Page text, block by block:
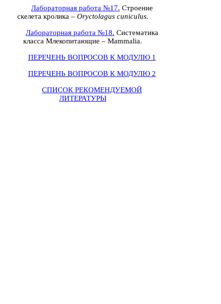
Лабораторная работа №17. Строение
скелета кролика – Oryctolagus cuniculus.
Лабораторная работа №18. Систематика
класса Млекопитающие – Mammalia.
ПЕРЕЧЕНЬ ВОПРОСОВ К МОДУЛЮ 1
ПЕРЕЧЕНЬ ВОПРОСОВ К МОДУЛЮ 2
СПИСОК РЕКОМЕНДУЕМОЙ
ЛИТЕРАТУРЫ